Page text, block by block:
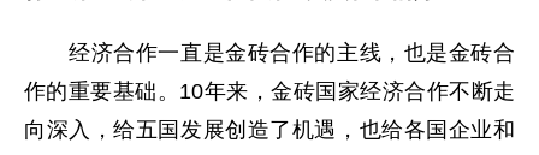
经济合作一直是金砖合作的主线，也是金砖合
作的重要基础。10年来，金砖国家经济合作不断走
向深入，给五国发展创造了机遇，也给各国企业和